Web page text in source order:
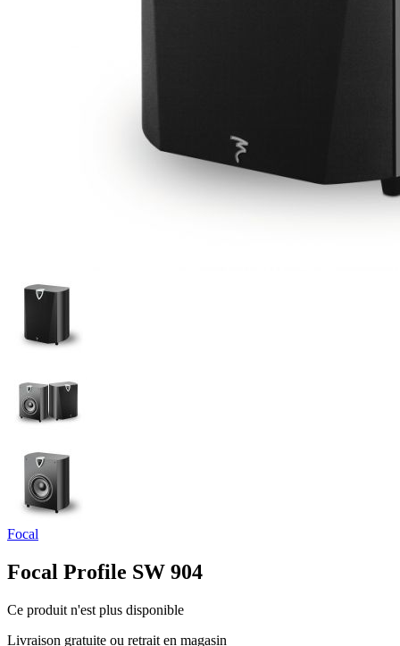
Focal
Focal Profile SW 904
Ce produit n'est plus disponible
Livraison gratuite ou retrait en magasin